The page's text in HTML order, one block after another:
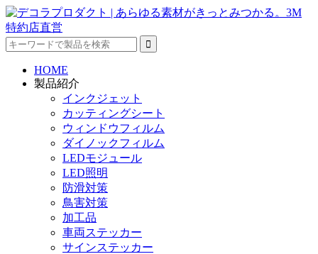
HOME
製品紹介
インクジェット
カッティングシート
ウィンドウフィルム
ダイノックフィルム
LEDモジュール
LED照明
防滑対策
鳥害対策
加工品
車両ステッカー
サインステッカー